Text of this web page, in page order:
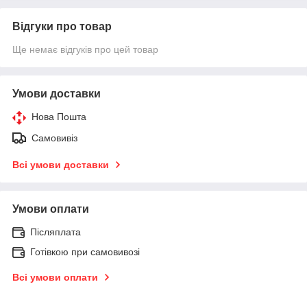
Відгуки про товар
Ще немає відгуків про цей товар
Умови доставки
Нова Пошта
Самовивіз
Всі умови доставки
Умови оплати
Післяплата
Готівкою при самовивозі
Всі умови оплати